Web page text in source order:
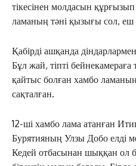
тікесінен молдасын
ламаның тәні қызығы сол,
Қабірді ашқанда
Бұл жай, тіпті
қайтыс болған хамбо
сақталған.
12-ші хамбо лама атанған
Бурятияның Улзы Добо елді
Кедей отбасынан шыққан ол